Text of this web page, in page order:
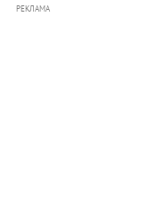
РЕКЛАМА